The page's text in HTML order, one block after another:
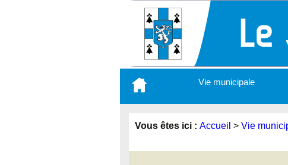
contenu
Vie municipale
Vous êtes ici : Accueil > Vie